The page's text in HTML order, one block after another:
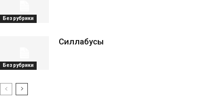
Без рубрики
Без рубрики
Силлабусы